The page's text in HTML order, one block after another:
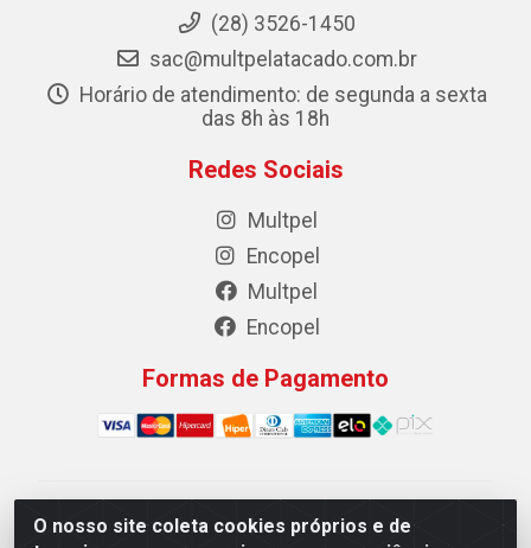
O nosso site coleta cookies próprios e de
(28) 3526-1450
sac@multpelatacado.com.br
Horário de atendimento: de segunda a sexta
das 8h às 18h
Redes Sociais
Multpel
Encopel
Multpel
Encopel
Formas de Pagamento
Multpel Comercio de Papeis e Embalagens LTDA - Rua
Antônio Pedro Carleto, 56 – Vila Rica, Cachoeiro de